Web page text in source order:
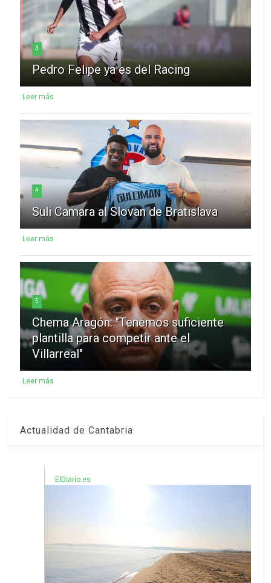
3
Pedro Felipe ya es del Racing
Leer más
4
Suli Camara al Slovan de Bratislava
Leer más
5
Chema Aragón: "Tenemos suficiente
plantilla para competir ante el
Villarreal"
Leer más
Actualidad de Cantabria
ElDiario.es